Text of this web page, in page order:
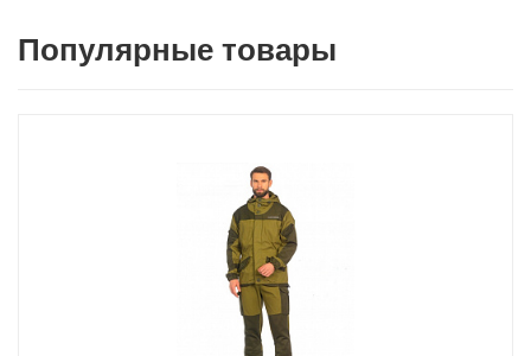
Популярные товары